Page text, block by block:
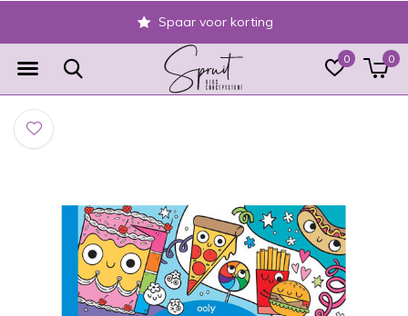
0 0
Spaar voor korting